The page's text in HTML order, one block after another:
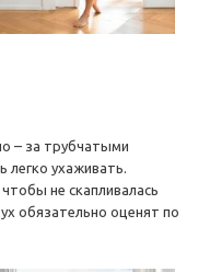
– за трубчатыми
легко ухаживать.
не скапливалась
обязательно оценят по